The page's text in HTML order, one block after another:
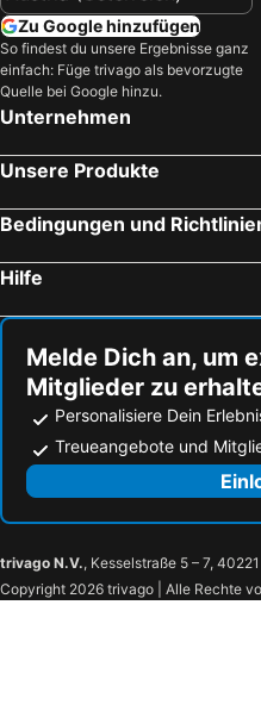
Zu Google hinzufügen
So findest du unsere Ergebnisse ganz
einfach: Füge trivago als bevorzugte
Quelle bei Google hinzu.
Unternehmen
Unsere Produkte
Bedingungen und
Hilfe
Melde Dich an, um
Mitglieder zu
Personalisiere Dein
Treueangebote und
trivago N.V., Kesselstraße 5 – 7,
Copyright 2026 trivago | Alle Rechte